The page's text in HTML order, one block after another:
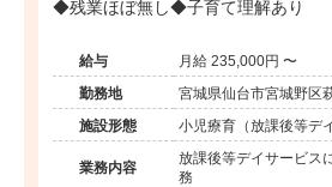
◆残業ほぼ無し◆子育て理解あり
給与
月給 235,000円 〜
勤務地
宮城県仙台市宮城野区
施設形態
小児療育（放課後等デ
業務内容
放課後等デイサービス
務